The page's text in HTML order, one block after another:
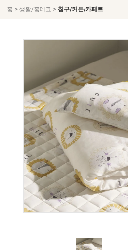
홈 > 생활/홈데코 > 침구/커튼/카페트